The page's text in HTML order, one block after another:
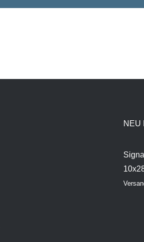
NEU